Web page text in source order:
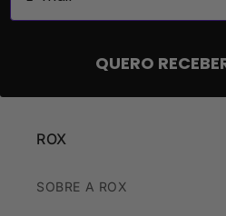
QUERO
ROX
SOBRE A ROX